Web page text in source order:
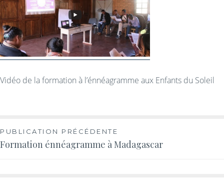
Vidéo de la formation à l’énnéagramme aux Enfants du Soleil
PUBLICATION PRÉCÉDENTE
Formation énnéagramme à Madagascar